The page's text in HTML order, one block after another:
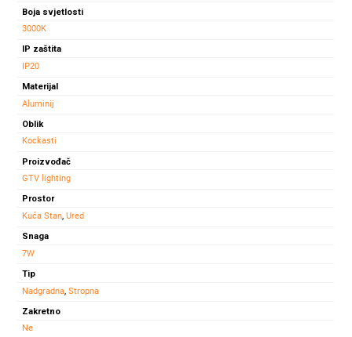
3000K
560LM
količina
Boja svjetlosti
3000K
IP zaštita
IP20
Materijal
Aluminij
Oblik
Kockasti
Proizvođač
GTV lighting
Prostor
Kuća Stan, Ured
Snaga
7W
Tip
Nadgradna, Stropna
Zakretno
Ne